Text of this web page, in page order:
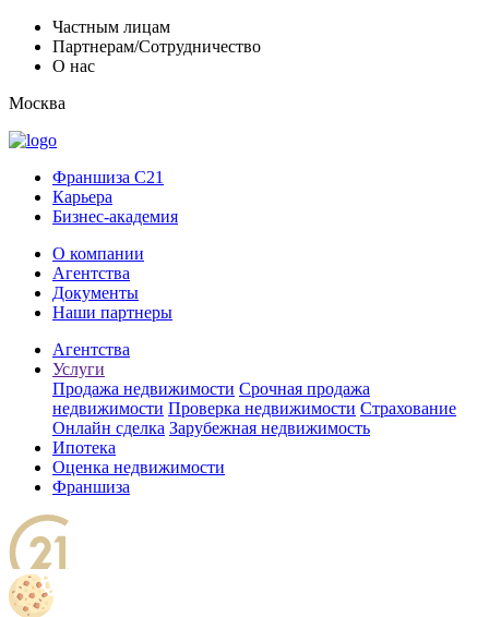
Частным лицам
Партнерам/Сотрудничество
О нас
Москва
Франшиза C21
Карьера
Бизнес-академия
О компании
Агентства
Документы
Наши партнеры
Агентства
Услуги
Продажа недвижимости Срочная продажа
недвижимости Проверка недвижимости Страхование
Онлайн сделка Зарубежная недвижимость
Ипотека
Оценка недвижимости
Франшиза